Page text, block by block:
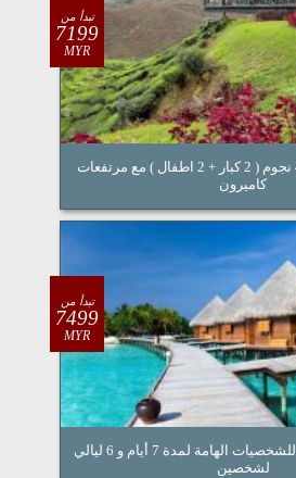
تبدأ من
7199
MYR
باقة سياحية عائلية 4 نجوم ( 2 كبار + 2 اطفال ) مع مرتفعات
كاميرون
تبدأ من
7499
MYR
باقة ( VIP) السياحية للشخصيات الهامة لمدة 7 أيام و 6 ليالي
لشخصين